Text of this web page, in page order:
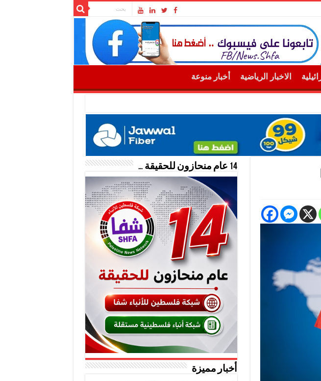
الاخبار الرياضية أخبار منوعة
14 عام منحازون للحقيقة …
أخبار مميزة